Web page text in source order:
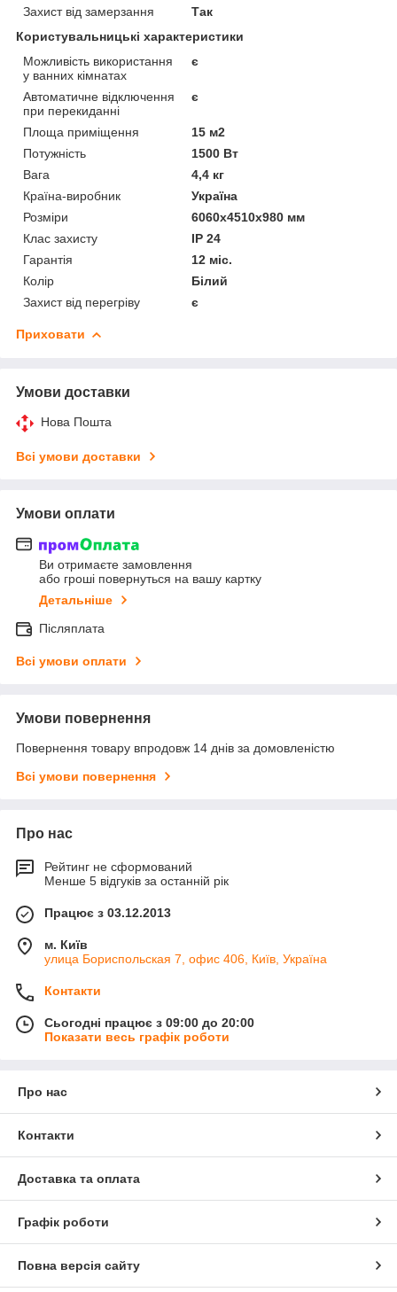
Захист від замерзання
Так
Користувальницькі характеристики
Можливість використання
у ванних кімнатах
є
Автоматичне відключення
при перекиданні
є
Площа приміщення
15 м2
Потужність
1500 Вт
Вага
4,4 кг
Країна-виробник
Україна
Розміри
6060х4510х980 мм
Клас захисту
IP 24
Гарантія
12 міс.
Колір
Білий
Захист від перегріву
є
Приховати
Умови доставки
Нова Пошта
Всі умови доставки
Умови оплати
Ви отримаєте замовлення
або гроші повернуться на вашу картку
Детальніше
Післяплата
Всі умови оплати
Умови повернення
Повернення товару впродовж 14 днів за домовленістю
Всі умови повернення
Про нас
Рейтинг не сформований
Менше 5 відгуків за останній рік
Працює з 03.12.2013
м. Київ
улица Бориспольская 7, офис 406, Київ, Україна
Контакти
Сьогодні працює з 09:00 до 20:00
Показати весь графік роботи
Про нас
Контакти
Доставка та оплата
Графік роботи
Повна версія сайту